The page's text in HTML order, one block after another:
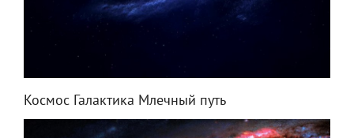
Космос Галактика Млечный путь